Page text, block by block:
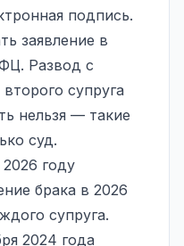
подпись.
заявление в
Развод с
супруга
нельзя — такие
суд.
году
брака в 2026
супруга.
2024 года